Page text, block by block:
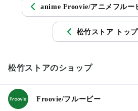
anime Froovie/アニメフルー
松竹ストア トッ
松竹ストアのショップ
Froovie/フルービー